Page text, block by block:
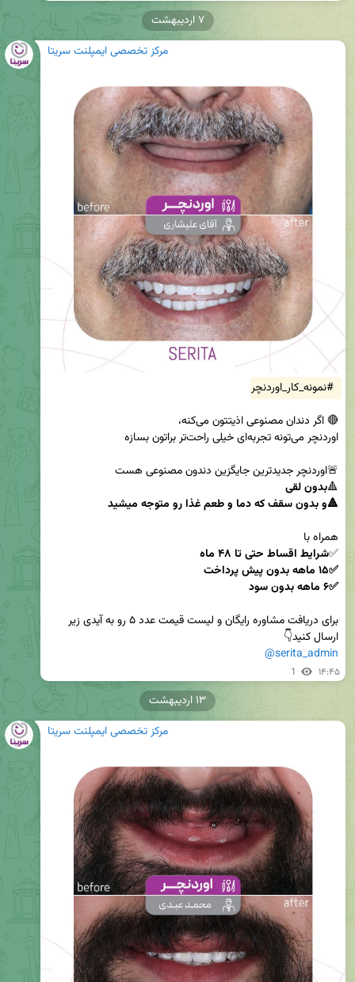
مرکز تخصصی ایمپلنت سریتا
#نمونه_کار_اوردنچر
🔺
🔺و بدون سقف که دما و طعم غذا رو متوجه میشید
✅
✅۶ ماهه بدون سود
ارسال کنید👇
@serita_admin
1 ۱۴:۴۵
۷ اردیبهشت
مرکز تخصصی ایمپلنت سریتا
۱۳ اردیبهشت